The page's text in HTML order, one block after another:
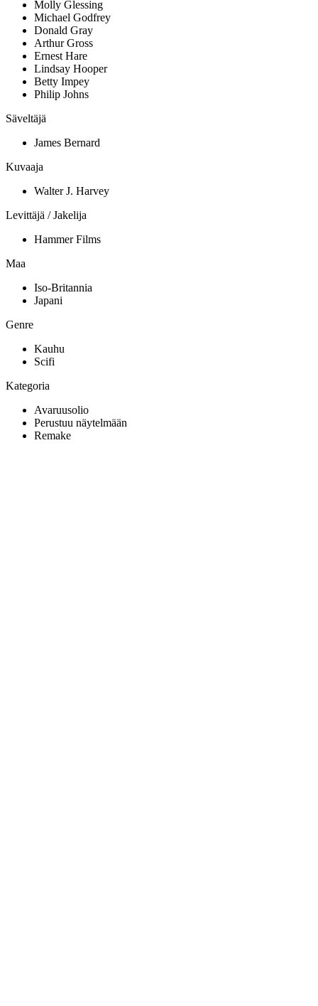
Molly Glessing
Michael Godfrey
Donald Gray
Arthur Gross
Ernest Hare
Lindsay Hooper
Betty Impey
Philip Johns
Säveltäjä
James Bernard
Kuvaaja
Walter J. Harvey
Levittäjä / Jakelija
Hammer Films
Maa
Iso-Britannia
Japani
Genre
Kauhu
Scifi
Kategoria
Avaruusolio
Perustuu näytelmään
Remake